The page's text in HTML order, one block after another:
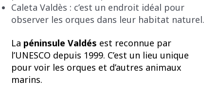
Caleta Valdès : c’est un endroit idéal pour
observer les orques dans leur habitat naturel.
La péninsule Valdés est reconnue par
l’UNESCO depuis 1999. C’est un lieu unique
pour voir les orques et d’autres animaux
marins.